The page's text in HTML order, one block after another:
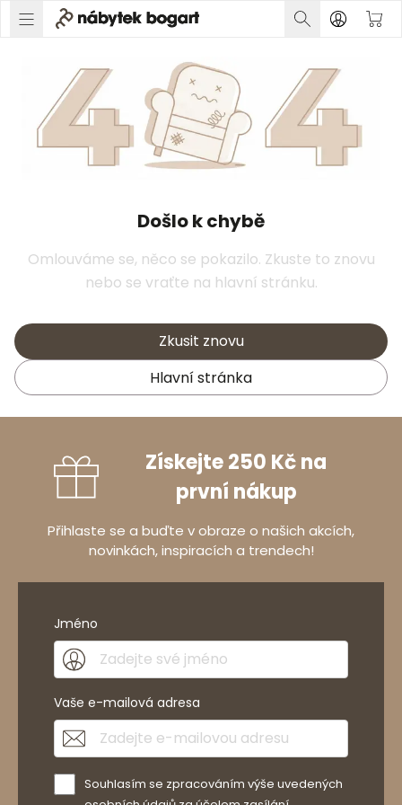
Došlo k chybě
Omlouváme se, něco se pokazilo. Zkuste to znovu
nebo se vraťte na hlavní stránku.
Zkusit znovu
Hlavní stránka
Získejte 250 Kč na
první nákup
Přihlaste se a buďte v obraze o našich akcích,
novinkách, inspiracích a trendech!
Jméno
Vaše e-mailová adresa
Souhlasím se zpracováním výše uvedených